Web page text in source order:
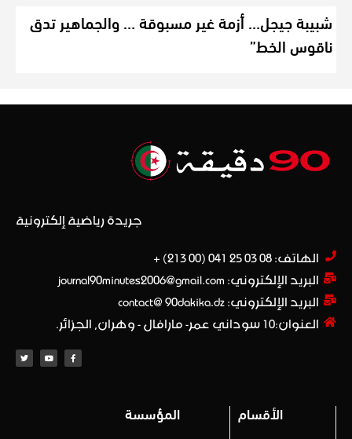
شبيبة جيجل… أزمة غير مسبوقة … والجماهير تدق
ناقوس الخط”
جريدة رياضية إلكترونية
الهاتف: 08 03 25 041 (00 213) +​
البريد الإلكتروني: journal90minutes2006@gmail.com
البريد الإلكتروني: contact@ 90dakika.dz
العنوان:10 سوداني عمر- مارافال - وهران, الجزائر.
الأقسام المؤسسة